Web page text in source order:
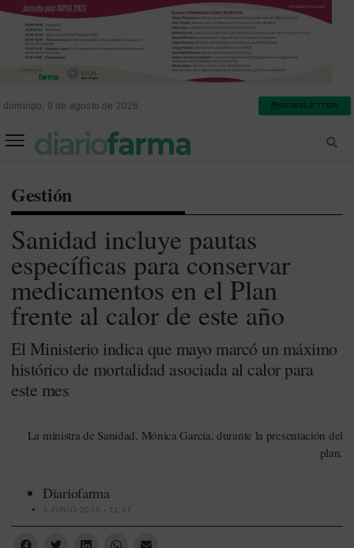
domingo, 9 de agosto de 2026 NEWSLETTER
Gestión
Sanidad incluye pautas
específicas para conservar
medicamentos en el Plan
frente al calor de este año
El Ministerio indica que mayo marcó un máximo
histórico de mortalidad asociada al calor para
este mes
La ministra de Sanidad, Mónica García, durante la presentación del
plan.
Diariofarma
3 JUNIO 2026 - 11:37